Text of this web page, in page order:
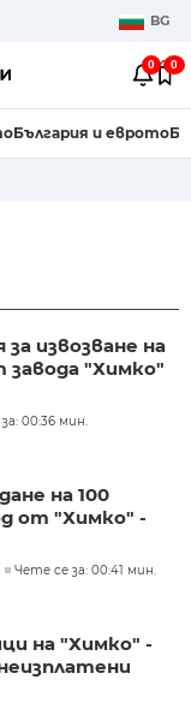
BG
0 0
България и еврото
извозване на
завода "Химко"
00:36 мин.
на 100
от "Химко" -
Чете се за: 00:41 мин.
на "Химко" -